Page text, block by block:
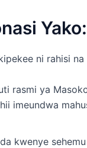
Yako:
ni rahisi
rasmi ya
imeundwa
kwenye